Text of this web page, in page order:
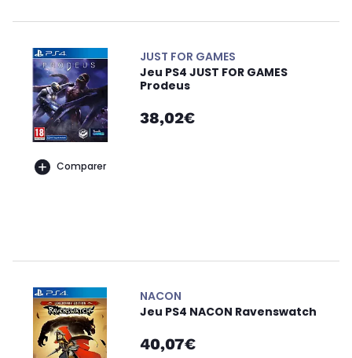
Comparer
JUST FOR GAMES
Jeu PS4 JUST FOR GAMES
Prodeus
38,02€
NACON
Jeu PS4 NACON Ravenswatch
40,07€